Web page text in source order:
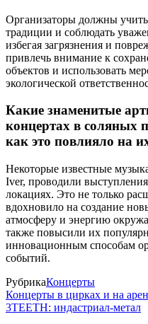
Организаторы должны
традиции и соблюдать
избегая загрязнения и
привлечь внимание к
объектов и использовать
экологической
Какие знаменитые
концертах в соляных
как это повлияло на
Некоторые известные
Iver, проводили
локациях. Это не только
вдохновило на создание
атмосферу и энергию
также повысили их
инновационным способам
событий.
РубрикаКонцерты
Концерты в цирках и на
3TEETH: индастриал-метал